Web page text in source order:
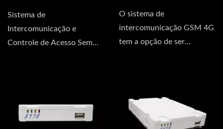
Sistema de
Intercomunicação e
Controle de Acesso Sem
O sistema de
intercomunicação GSM 4G
tem a opção de ser